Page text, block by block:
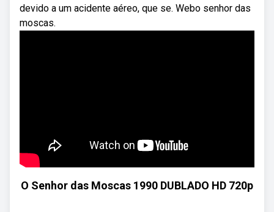
devido a um acidente aéreo, que se. Webo senhor das
moscas.
O Senhor das Moscas 1990 DUBLADO HD 720p